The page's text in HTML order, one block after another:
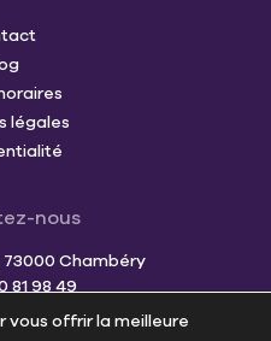
vous offrir la meilleure
légales
nous
Chambéry
81 98 49